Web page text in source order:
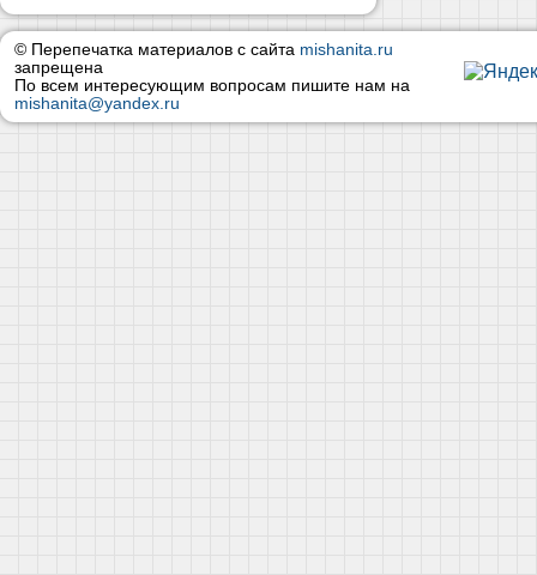
© Перепечатка материалов с сайта mishanita.ru
запрещена
По всем интересующим вопросам пишите нам на
mishanita@yandex.ru